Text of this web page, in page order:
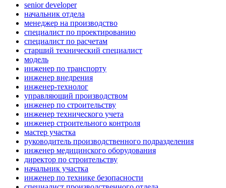
senior developer
начальник отдела
менеджер на производство
специалист по проектированию
специалист по расчетам
старший технический специалист
модель
инженер по транспорту
инженер внедрения
инженер-технолог
управляющий производством
инженер по строительству
инженер технического учета
инженер строительного контроля
мастер участка
руководитель производственного подразделения
инженер медицинского оборудования
директор по строительству
начальник участка
инженер по технике безопасности